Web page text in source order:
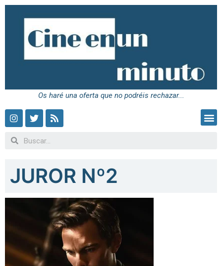
Os haré una oferta que no podréis rechazar...
JUROR Nº2